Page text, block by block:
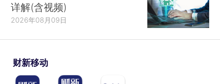
详解(含视频)
2026年08月09日
财新移动